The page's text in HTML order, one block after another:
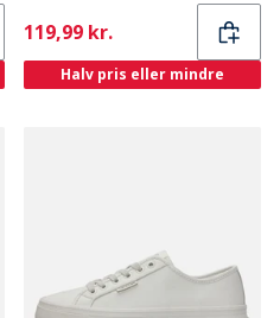
Current
119,99 kr.
Halv pris eller mindre